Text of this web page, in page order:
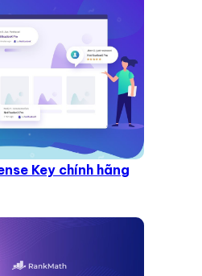
Key chính hãng